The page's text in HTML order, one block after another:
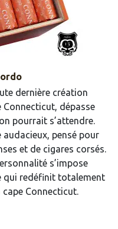
dernière création
Connecticut, dépasse
pourrait s’attendre.
pensé pour
et de cigares corsés.
s’impose
qui redéfinit totalement
Connecticut.